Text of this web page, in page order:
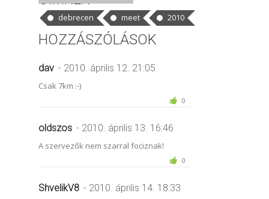
debrecen meet 2010
HOZZÁSZÓLÁSOK
dav - 2010. április 12. 21:05
Csak 7km :-)
0
oldszos - 2010. április 13. 16:46
A szervezők nem szarral fociznak!
0
ShvelikV8 - 2010. április 14. 18:33